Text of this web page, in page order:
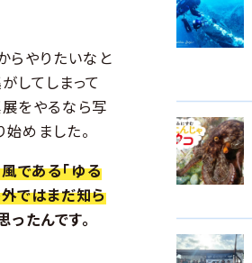
らやりたいなと
してしまって
をやるなら写
めました。
である「ゆる
ではまだ知ら
たんです。